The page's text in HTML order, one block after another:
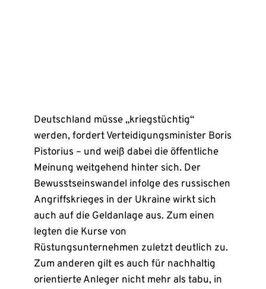
Deutschland müsse „kriegstüchtig“
werden, fordert Verteidigungsminister Boris
Pistorius – und weiß dabei die öffentliche
Meinung weitgehend hinter sich. Der
Bewusstseinswandel infolge des russischen
Angriffskrieges in der Ukraine wirkt sich
auch auf die Geldanlage aus. Zum einen
legten die Kurse von
Rüstungsunternehmen zuletzt deutlich zu.
Zum anderen gilt es auch für nachhaltig
orientierte Anleger nicht mehr als tabu, in